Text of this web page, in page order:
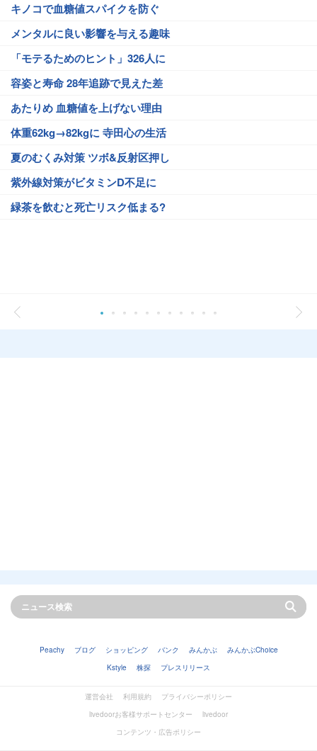
キノコで血糖値スパイクを防ぐ
メンタルに良い影響を与える趣味
「モテるためのヒント」326人に
容姿と寿命 28年追跡で見えた差
あたりめ 血糖値を上げない理由
体重62kg→82kgに 寺田心の生活
夏のむくみ対策 ツボ&反射区押し
紫外線対策がビタミンD不足に
緑茶を飲むと死亡リスク低まる?
Peachy ブログ ショッピング バンク みんかぶ
みんかぶChoice
Kstyle
株探 プレスリリース
運営会社 利用規約
プライバシーポリシー
livedoorお客様サポートセンター
livedoor
コンテンツ・広告ポリシー